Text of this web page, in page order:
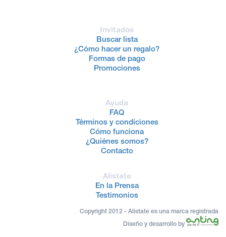
Invitados
Buscar lista
¿Cómo hacer un regalo?
Formas de pago
Promociones
Ayuda
FAQ
Términos y condiciones
Cómo funciona
¿Quiénes somos?
Contacto
Alistate
En la Prensa
Testimonios
Copyright 2012 - Alistate es una marca registrada
Diseño y desarrollo by